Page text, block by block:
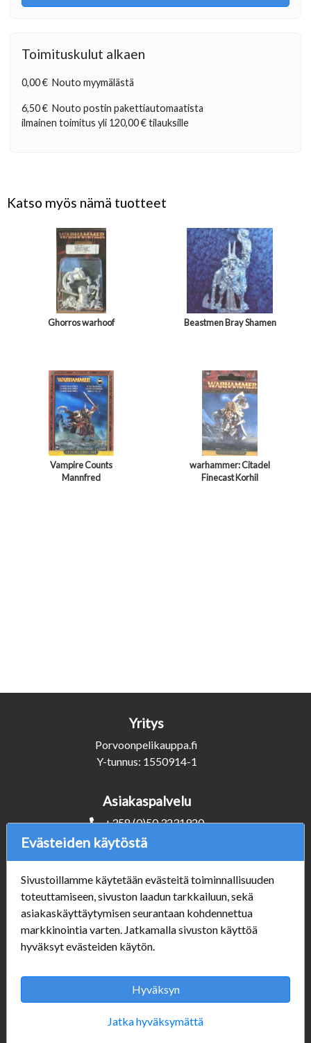
Toimituskulut alkaen
0,00 € Nouto myymälästä
6,50 € Nouto postin pakettiautomaatista
ilmainen toimitus yli 120,00 €tilauksille
Katso myös nämä tuotteet
Ghorros warhoof Beastmen Bray Shamen
Vampire Counts
Mannfred
warhammer: Citadel
Finecast Korhil
Yritys
Porvoonpelikauppa.fi
Y-tunnus: 1550914-1
Asiakaspalvelu
+358 (0)50 3231920
info@porvoonpelikauppa.fi
Verkkokauppa
#porvoonsithlord
Tilaus- ja toimitusehdot
ALE TUOTTEET
Seuraa Meitä
Evästeiden käytöstä
Sivustoillamme käytetään evästeitä toiminnallisuuden
toteuttamiseen, sivuston laadun tarkkailuun, sekä
asiakaskäyttäytymisen seurantaan kohdennettua
markkinointia varten. Jatkamalla sivuston käyttöä
hyväksyt evästeiden käytön.
Hyväksyn
Jatka hyväksymättä